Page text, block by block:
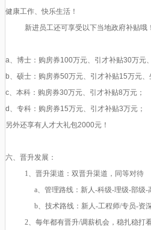
健康工作、快乐生活！
新进员工还可享受以下当地政府补贴哦
a 、博士：购房券100万元、引才补贴30万元
b 、硕士：购房券50万元、引才补贴15万元、
c 、本科：购房券30万元、引才补贴8万元；
d 、专科：购房券15万元、引才补贴3万元；
另外还享有人才大礼包2000元！
六、晋升发展：
1
、晋升渠道：双晋升渠道，同等对待
a 、管理路线：新人-科级-理级-部级-
b 、技术路线：新人-工程师/专员-
2 、每年都有晋升/调薪机会，稳扎稳打